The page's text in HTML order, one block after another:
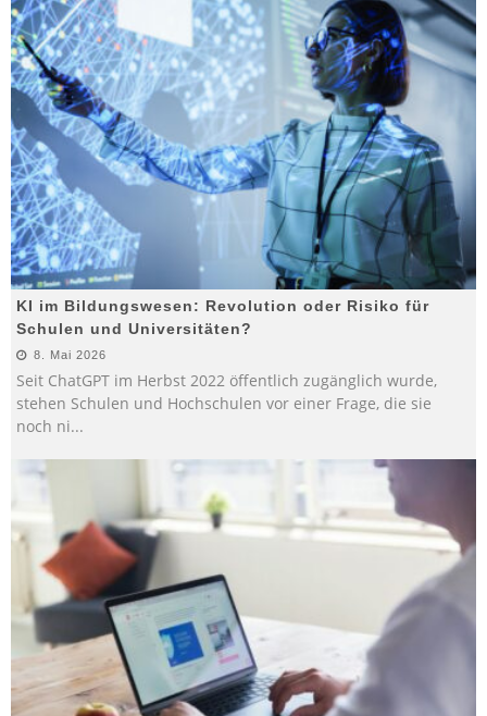
KI im Bildungswesen: Revolution oder Risiko für
Schulen und Universitäten?
8. Mai 2026
Seit ChatGPT im Herbst 2022 öffentlich zugänglich wurde,
stehen Schulen und Hochschulen vor einer Frage, die sie
noch ni...